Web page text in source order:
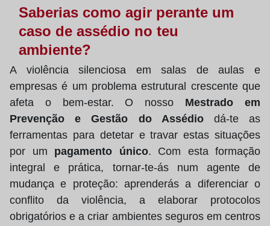
Saberias como agir perante um
caso de assédio no teu
ambiente?
A violência silenciosa em salas de aulas e
empresas é um problema estrutural crescente que
afeta o bem‑estar. O nosso Mestrado em
Prevenção e Gestão do Assédiodá‑te as
ferramentas para detetar e travar estas situações
por um pagamento único. Com esta formação
integral e prática, tornar‑te‑ás num agente de
mudança e proteção: aprenderás a diferenciar o
conflito da violência, a elaborar protocolos
obrigatórios e a criar ambientes seguros em centros